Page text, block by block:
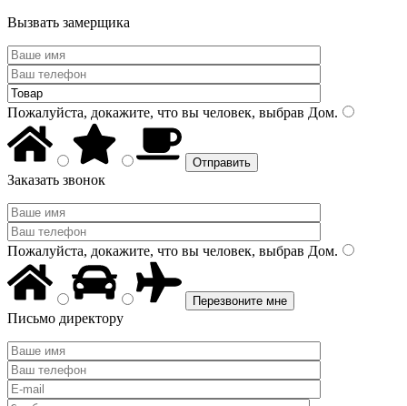
Вызвать замерщика
Пожалуйста, докажите, что вы человек, выбрав Дом.
Заказать звонок
Пожалуйста, докажите, что вы человек, выбрав Дом.
Письмо директору